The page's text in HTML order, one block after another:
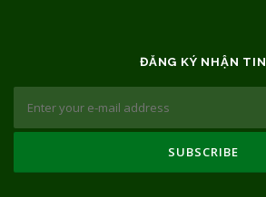
ĐĂNG KÝ NHẬN TIN